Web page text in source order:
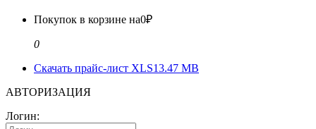
Покупок в корзине на0₽
0
Скачать прайс-лист XLS13.47 MB
АВТОРИЗАЦИЯ
Логин: